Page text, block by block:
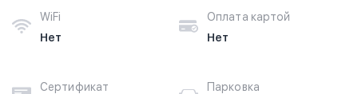
WiFi
Нет
Оплата картой
Нет
Сертификат
Парковка